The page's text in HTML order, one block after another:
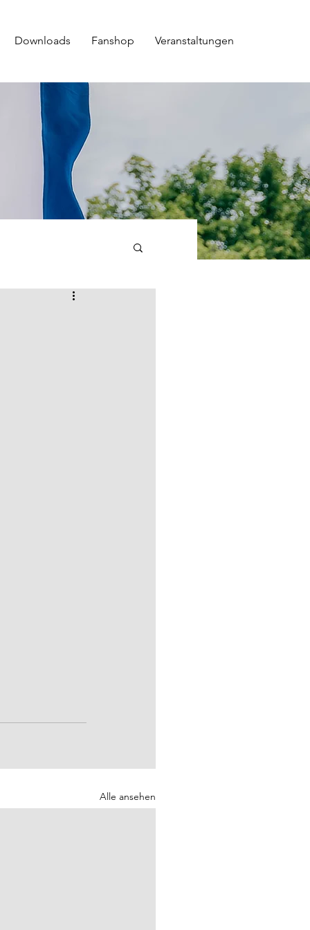
Downloads Fanshop Veranstaltungen
Alle ansehen